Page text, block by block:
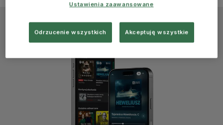
Ustawienia zaawansowane
Odrzucenie wszystkich Akceptuję wszystkie